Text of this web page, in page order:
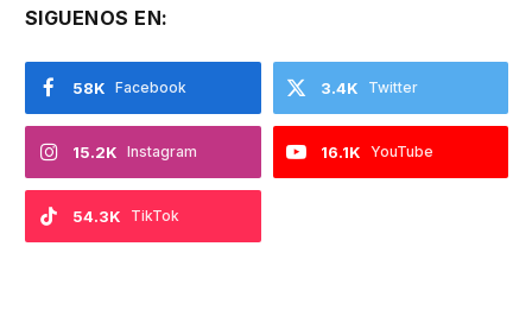
SIGUENOS EN:
Facebook
58K Twitter
3.4K
Instagram
15.2K YouTube
16.1K
TikTok
54.3K